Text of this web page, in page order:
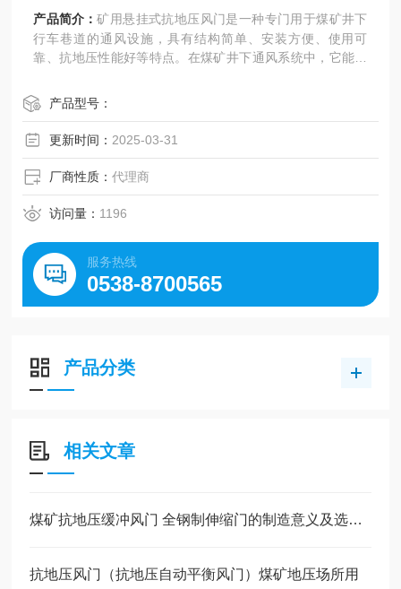
产品简介：矿用悬挂式抗地压风门是一种专门用于煤矿井下
行车巷道的通风设施，具有结构简单、安装方便、使用可
靠、抗地压性能好等特点。在煤矿井下通风系统中，它能够
果，保证矿井通风系统的正常运行。同时，煤矿用行车巷道
悬挂式抗地压风门还具有较好的密封性能和安全保护功能，
能够保证矿井通风系统的安全可靠运行。因此，煤矿用行车
巷道悬挂式抗
产品型号：
更新时间： 2025-03-31
厂商性质：代理商
访问量： 1196
服务热线
0538-8700565
产品分类
相关文章
煤矿抗地压缓冲风门 全钢制伸缩门的制造意义及选购指南
抗地压风门（抗地压自动平衡风门）煤矿地压场所用